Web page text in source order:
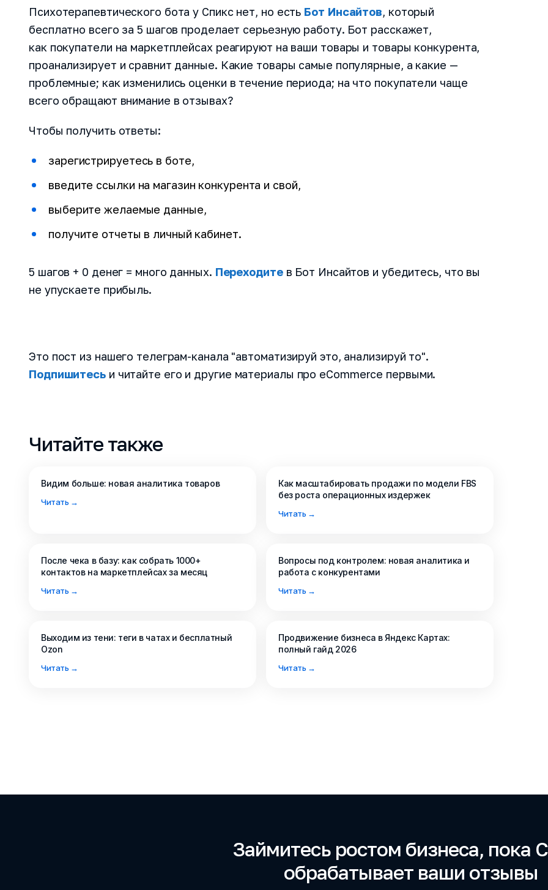
Психотерапевтического бота у Спикс нет, но есть Бот Инсайтов, который
бесплатно всего за 5 шагов проделает серьезную работу. Бот расскажет,
как покупатели на маркетплейсах реагируют на ваши товары и товары конкурента,
проанализирует и сравнит данные. Какие товары самые популярные, а какие —
проблемные; как изменились оценки в течение периода; на что покупатели чаще
всего обращают внимание в отзывах?
Чтобы получить ответы:
зарегистрируетесь в боте,
введите ссылки на магазин конкурента и свой,
выберите желаемые данные,
получите отчеты в личный кабинет.
5 шагов + 0 денег = много данных. Переходитев Бот Инсайтов и убедитесь, что вы
не упускаете прибыль.
Это пост из нашего телеграм-канала "автоматизируй это, анализируй то".
Подпишитесьи читайте его и другие материалы про eCommerce первыми.
Читайте также
Видим больше: новая аналитика товаров
Читать →
Как масштабировать продажи по модели FBS
без роста операционных издержек
Читать →
После чека в базу: как собрать 1000+
контактов на маркетплейсах за месяц
Читать →
Вопросы под контролем: новая аналитика и
работа с конкурентами
Читать →
Выходим из тени: теги в чатах и бесплатный
Ozon
Читать →
Продвижение бизнеса в Яндекс Картах:
полный гайд 2026
Читать →
Займитесь ростом бизнеса, пока
обрабатывает ваши отзывы
инструменты Спикс
Наши менеджеры уточнят у вас
функционала Спикс
проконсультируют о работе